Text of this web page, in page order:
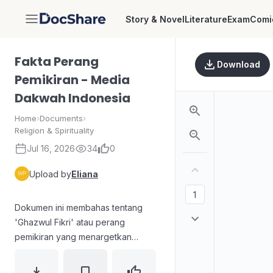
DocShare Story & NovelLiteratureExam
Fakta Perang
Pemikiran - Media
Dakwah Indonesia
Home›Documents›
Religion & Spirituality
Jul 16, 2026 34 0
Upload byEliana
Dokumen ini membahas tentang
'Ghazwul Fikri' atau perang
pemikiran yang menargetkan
Muslim. Dokumen ini menjelaskan
Download